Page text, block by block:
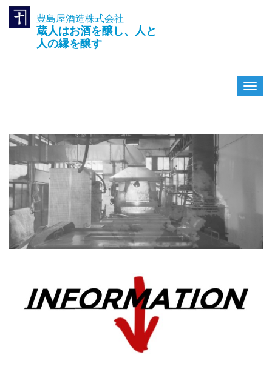
豊島屋酒造株式会社
蔵人はお酒を醸し、人と
人の縁を醸す
ナ